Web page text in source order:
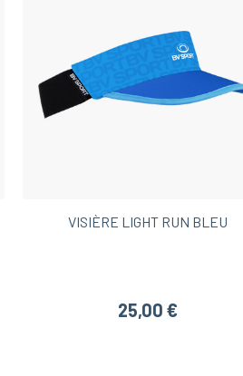
VISIÈRE LIGHT RUN BLEU
25,00 €